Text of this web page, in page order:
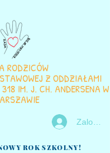
Zaloguj
RODZICÓW
Z ODDZIAŁAMI
IM. J. CH. ANDERSENA W
ROK SZKOLNY!